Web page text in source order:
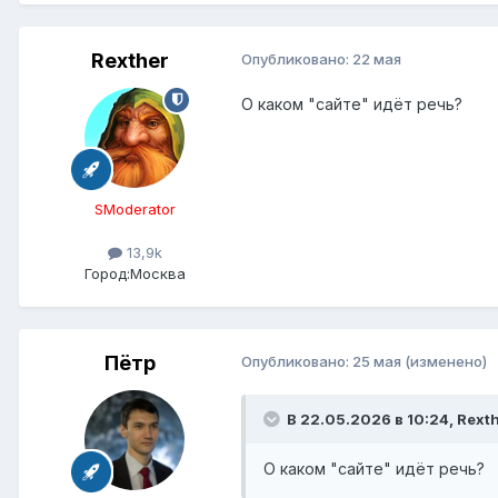
Rexther
SModerator
13,9k
Город:Москва
Опубликовано: 22 мая
О каком "сайте" идёт речь?
Пётр Опубликовано: 25 мая (изменено)
В 22.05.2026 в 10:24,
О каком "сайте" идёт речь?